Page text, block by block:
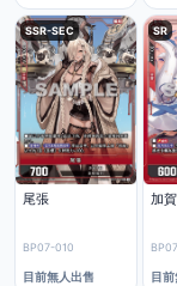
SSR-SEC
尾張
BP07-010
目前無人出售
SR
加賀
目